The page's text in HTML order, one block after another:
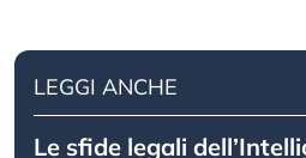
LEGGI ANCHE
Le sfide legali